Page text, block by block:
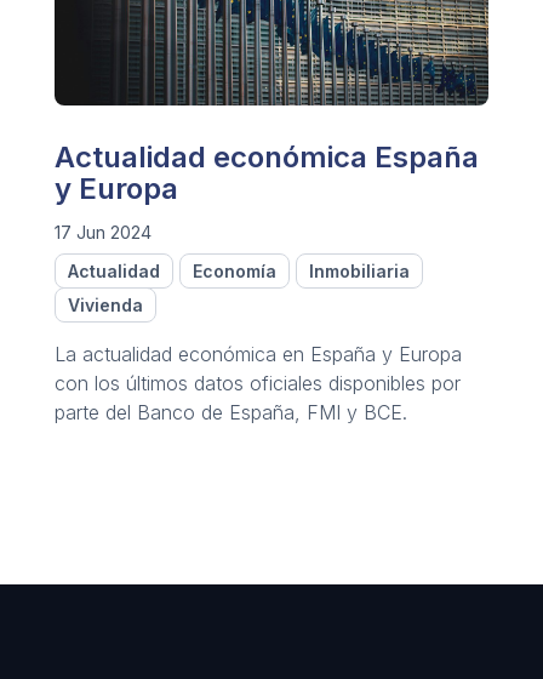
Actualidad económica España
y Europa
17 Jun 2024
Actualidad
Economía
Inmobiliaria
Vivienda
La actualidad económica en España y Europa
con los últimos datos oficiales disponibles por
parte del Banco de España, FMI y BCE.